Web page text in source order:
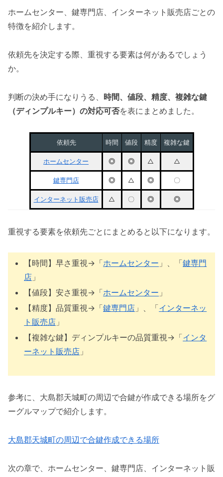
ホームセンター、鍵専門店、インターネット販売店ごとの
特徴を紹介します。
依頼先を決定する際、重視する要素は何があるでしょう
か。
判断の決め手になりうる、 時間、値段、精度、複雑な鍵
（ディンプルキー）の対応可否を表にまとめました。
依頼先 時間 値段 精度 複雑な鍵
ホームセンター ◎ ◎ △ △
鍵専門店 ◎ △ ◎ 〇
インターネット販売店 △ 〇 ◎ ◎
重視する要素を依頼先ごとにまとめると以下になります。
【時間】早さ重視→「ホームセンター 」、「鍵専門
店 」
【値段】安さ重視→「ホームセンター 」
【精度】品質重視→「鍵専門店 」、「インターネッ
ト販売店 」
【複雑な鍵】ディンプルキーの品質重視→「インタ
ーネット販売店 」
参考に、大島郡天城町の周辺で合鍵が作成できる場所をグ
ーグルマップで紹介します。
大島郡天城町の周辺で合鍵作成できる場所
次の章で、ホームセンター、鍵専門店、インターネット販